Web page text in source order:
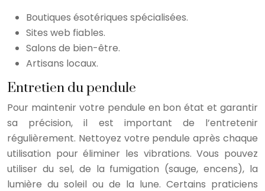
Boutiques ésotériques spécialisées.
Sites web fiables.
Salons de bien-être.
Artisans locaux.
Entretien du pendule
Pour maintenir votre pendule en bon état et garantir
sa précision, il est important de l’entretenir
régulièrement. Nettoyez votre pendule après chaque
utilisation pour éliminer les vibrations. Vous pouvez
utiliser du sel, de la fumigation (sauge, encens), la
lumière du soleil ou de la lune. Certains praticiens